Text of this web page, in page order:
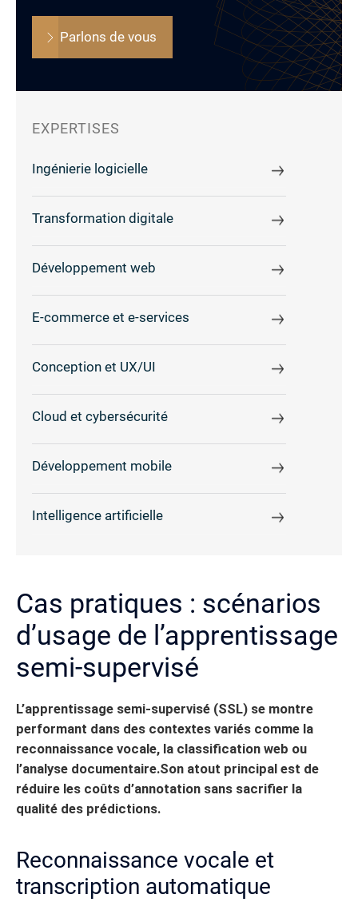
Parlons de vous
EXPERTISES
Ingénierie logicielle
Transformation digitale
Développement web
E-commerce et e-services
Conception et UX/UI
Cloud et cybersécurité
Développement mobile
Intelligence artificielle
Cas pratiques : scénarios
d’usage de l’apprentissage
semi-supervisé
L’apprentissage semi-supervisé (SSL) se montre
performant dans des contextes variés comme la
reconnaissance vocale, la classification web ou
l’analyse documentaire.Son atout principal est de
réduire les coûts d’annotation sans sacrifier la
qualité des prédictions.
Reconnaissance vocale et
transcription automatique